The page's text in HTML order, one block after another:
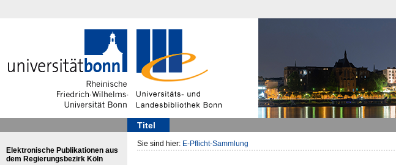
Titel
Elektronische Publikationen aus
dem Regierungsbezirk Köln
Sie sind hier: E-Pflicht-Sammlung